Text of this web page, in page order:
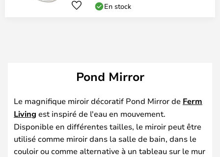
En stock
Pond Mirror
Le magnifique miroir décoratif Pond Mirror de Ferm
Living est inspiré de l'eau en mouvement.
Disponible en différentes tailles, le miroir peut être
utilisé comme miroir dans la salle de bain, dans le
couloir ou comme alternative à un tableau sur le mur